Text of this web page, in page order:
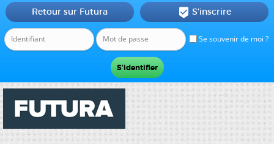
Se souvenir de moi ?
Retour sur Futura  S'inscrire